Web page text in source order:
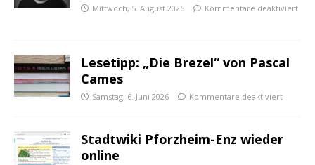
Mittwoch, 5. August 2026 Kommentare deaktiviert
Lesetipp: „Die Brezel“ von Pascal
Cames
Samstag, 6. Juni 2026 Kommentare deaktiviert
Stadtwiki Pforzheim-Enz wieder
online